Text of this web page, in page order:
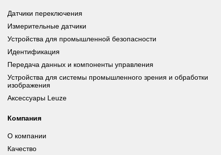
Датчики переключения
Измерительные датчики
Устройства для промышленной безопасности
Идентификация
Передача данных и компоненты управления
Устройства для системы промышленного зрения и обработки
изображения
Аксессуары Leuze
Компания
О компании
Качество